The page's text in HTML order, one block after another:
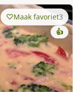
Maak favoriet3
👍